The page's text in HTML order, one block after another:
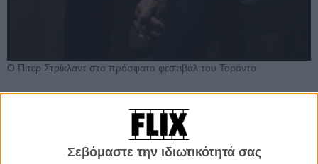
Σεβόμαστε την ιδιωτικότητά σας
Ο Πίτερ Στρίκλαντ στο πρόσφατο φεστιβάλ του Τορόντο
Κάθε μία από τις ταινίες σας είναι μια ξεχωριστή
οπτικοακουστική εμπειρία, αλλά με έναν τρόπο μοιάζουν να
ανήκουν όλες στο ίδιο σύμπαν. Πιστεύετε ότι υπάρχει κάποιος
συνεκτικός δεσμός ή κάποια αλληλουχία μεταξύ τους;